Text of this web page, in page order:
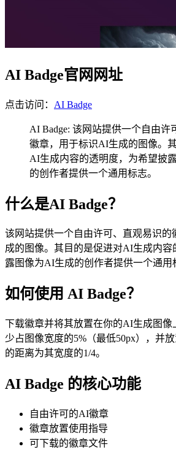
AI Badge官网网址
点击访问： AI Badge
AI Badge: 该网站提供一个自由许
徽章，用于标识AI生成的图像。
AI生成内容的透明度，为希望披
的创作者提供一个通用标志。
什么是AI Badge？
该网站提供一个自由许可、直观易识的
成的图像。其目的是促进对AI生成内容
露图像为AI生成的创作者提供一个通用
如何使用 AI Badge？
下载徽章并将其放置在你的AI生成图像
少占图像宽度的5%（最低50px），并
的距离为其宽度的1/4。
AI Badge 的核心功能
自由许可的AI徽章
徽章放置使用指导
可下载的徽章文件